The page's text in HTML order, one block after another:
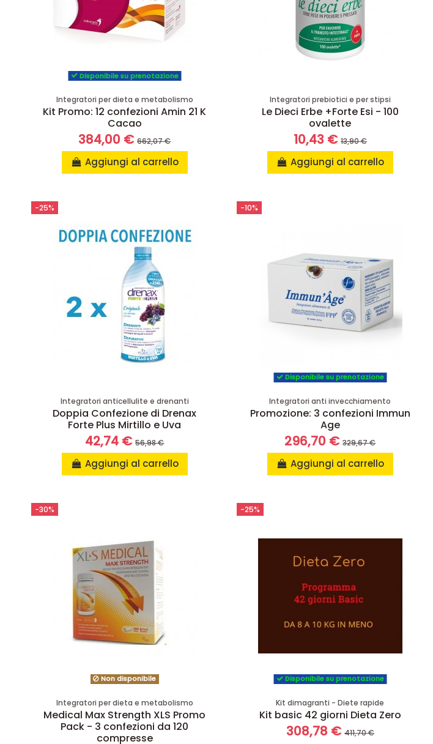
Disponibile su prenotazione
Integratori per dieta e metabolismo
Kit Promo: 12 confezioni Amin 21 K
Cacao
384,00 €662,07 €
Aggiungi al carrello
Integratori prebiotici e per stipsi
Le Dieci Erbe +Forte Esi - 100
ovalette
10,43 € 13,90 €
Aggiungi al carrello
-25%
Integratori anticellulite e drenanti
Doppia Confezione di Drenax
Forte Plus Mirtillo e Uva
42,74 €56,98 €
Aggiungi al carrello
-10%
Disponibile su prenotazione
Integratori anti invecchiamento
Promozione: 3 confezioni Immun
Age
296,70 €329,67 €
Aggiungi al carrello
-30%
Non disponibile
Integratori per dieta e metabolismo
Medical Max Strength XLS Promo
Pack - 3 confezioni da 120
compresse
-25%
Disponibile su prenotazione
Kit dimagranti - Diete rapide
Kit basic 42 giorni Dieta Zero
308,78 € 411,70 €